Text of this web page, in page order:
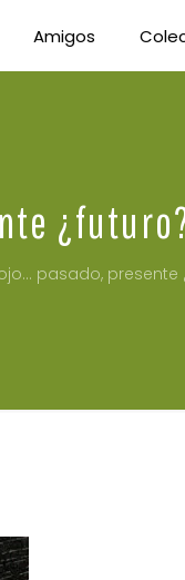
Amigos
pasado, presente